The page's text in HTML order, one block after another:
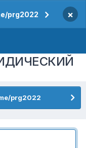
prg2022 ×
prg2022